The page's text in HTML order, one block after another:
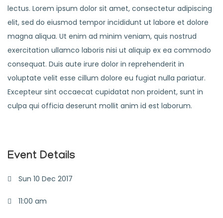
lectus. Lorem ipsum dolor sit amet, consectetur adipiscing
elit, sed do eiusmod tempor incididunt ut labore et dolore
magna aliqua. Ut enim ad minim veniam, quis nostrud
exercitation ullamco laboris nisi ut aliquip ex ea commodo
consequat. Duis aute irure dolor in reprehenderit in
voluptate velit esse cillum dolore eu fugiat nulla pariatur.
Excepteur sint occaecat cupidatat non proident, sunt in
culpa qui officia deserunt mollit anim id est laborum.
Event Details
Sun 10 Dec 2017
11:00 am